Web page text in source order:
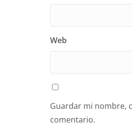
Web
Guardar mi nombre,
comentario.